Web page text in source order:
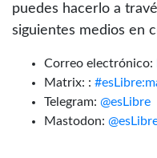
puedes hacerlo a
siguientes medios en
Correo electrónico:
Matrix: :
Telegram: @esLibre
Mastodon: